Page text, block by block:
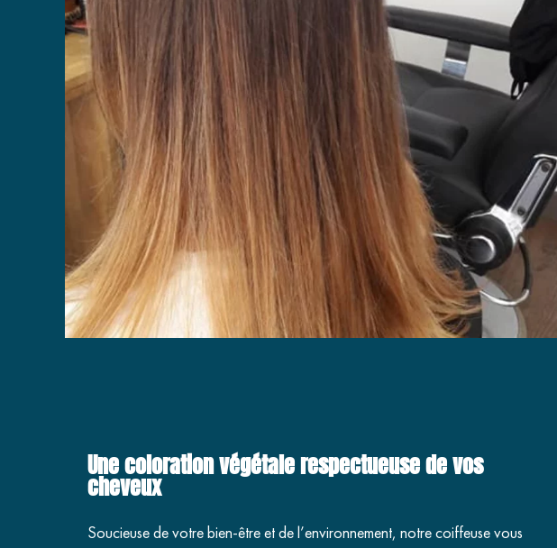
Une coloration végétale respectueuse de vos
cheveux
Soucieuse de votre bien-être et de l’environnement, notre coiffeuse vous